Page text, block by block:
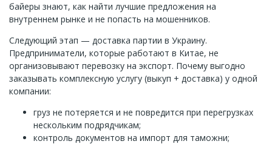
байеры знают, как найти лучшие предложения на
внутреннем рынке и не попасть на мошенников.
Следующий этап — доставка партии в Украину.
Предприниматели, которые работают в Китае, не
организовывают перевозку на экспорт. Почему выгодно
заказывать комплексную услугу (выкуп + доставка) у одной
компании:
груз не потеряется и не повредится при перегрузках
нескольким подрядчикам;
контроль документов на импорт для таможни;